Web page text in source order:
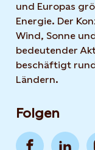
und Europas
Energie. Der
Wind, Sonne
bedeutender
beschäftigt
Ländern.
Folgen